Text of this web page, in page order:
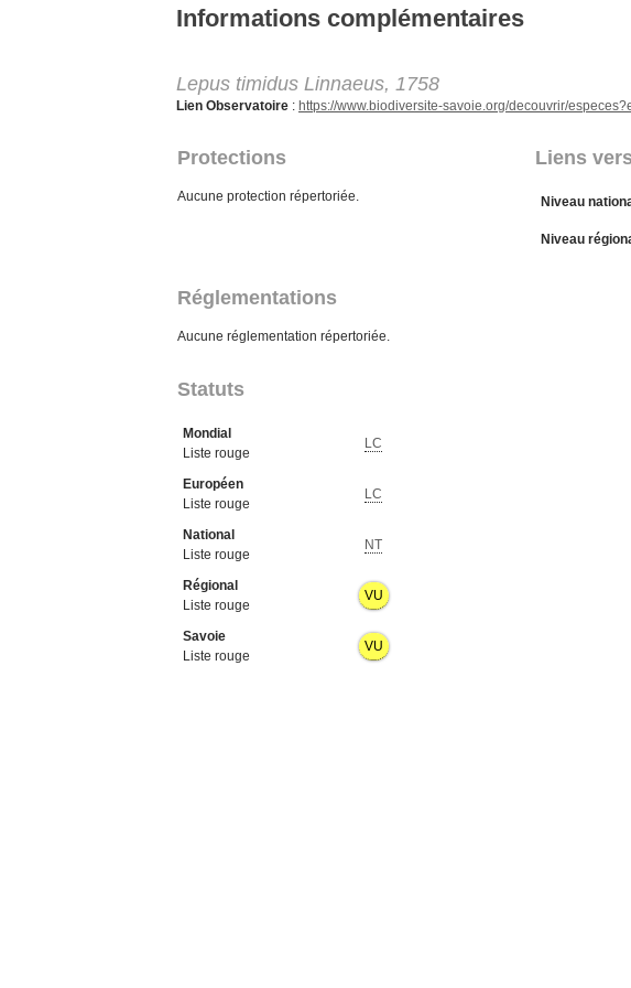
Informations complémentaires
Lepus timidus Linnaeus, 1758
Lien Observatoire : https://www.biodiversite-savoie.org/decouvrir/
Protections Liens
Aucune protection répertoriée. Niveau
Niveau
Réglementations
Aucune réglementation répertoriée.
Statuts
Mondial
Liste rouge
LC
Européen
Liste rouge
LC
National
Liste rouge
NT
Régional
Liste rouge
VU
Savoie
Liste rouge
VU